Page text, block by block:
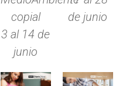
copial
3 al 14 de
junio
de junio